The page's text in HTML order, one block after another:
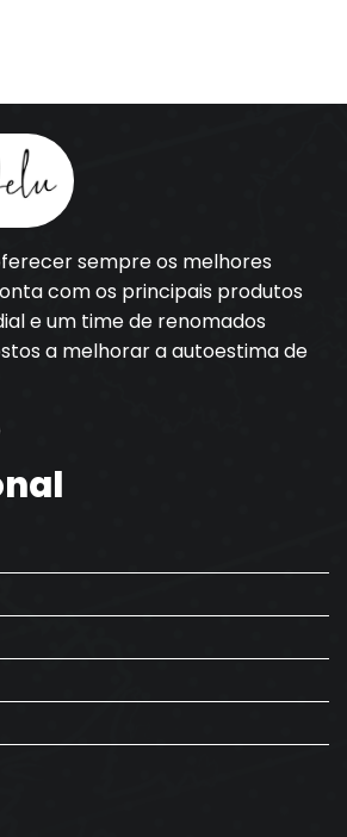
sempre os melhores
com os principais produtos
e um time de renomados
a melhorar a autoestima de